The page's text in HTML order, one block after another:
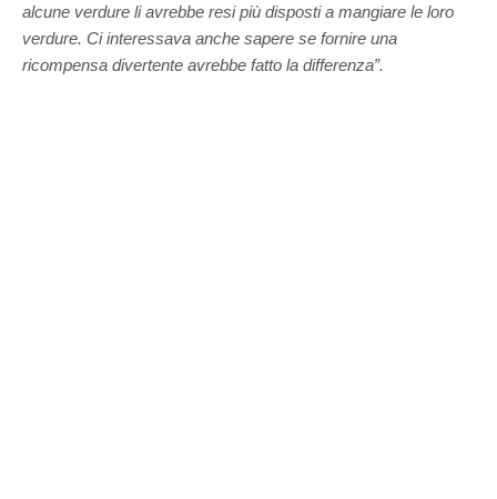
alcune verdure li avrebbe resi più disposti a mangiare le loro
verdure. Ci interessava anche sapere se fornire una
ricompensa divertente avrebbe fatto la differenza”.